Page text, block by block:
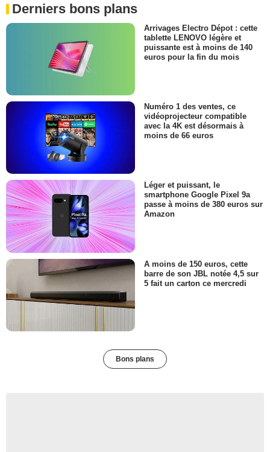
Derniers bons plans
Arrivages Electro Dépot : cette
tablette LENOVO légère et
puissante est à moins de 140
euros pour la fin du mois
Numéro 1 des ventes, ce
vidéoprojecteur compatible
avec la 4K est désormais à
moins de 66 euros
Léger et puissant, le
smartphone Google Pixel 9a
passe à moins de 380 euros sur
Amazon
A moins de 150 euros, cette
barre de son JBL notée 4,5 sur
5 fait un carton ce mercredi
Bons plans